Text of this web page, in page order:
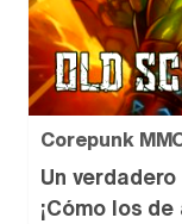
Corepunk
Un
¡Cómo los